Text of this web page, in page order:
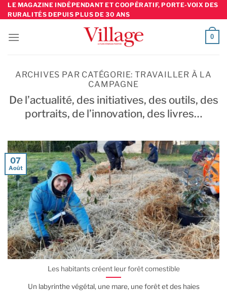
Skip
to
LE MAGAZINE INDÉPENDANT ET COOPÉRATIF, PORTE-VOIX DES
RURALITÉS DEPUIS PLUS DE 30 ANS
0
ARCHIVES PAR CATÉGORIE:TRAVAILLER À LA
CAMPAGNE
De l’actualité, des initiatives, des outils, des
portraits, de l’innovation, des livres…
Les habitants créent leur forêt comestible
Un labyrinthe végétal, une mare, une forêt et des haies
07
Août